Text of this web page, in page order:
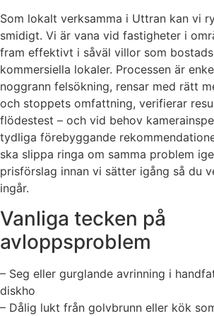
Som lokalt verksamma i Uttran kan vi
smidigt. Vi är vana vid fastigheter i
fram effektivt i såväl villor som
kommersiella lokaler. Processen är
noggrann felsökning, rensar med rätt
och stoppets omfattning, verifierar
flödestest – och vid behov
tydliga förebyggande
ska slippa ringa om samma problem
prisförslag innan vi sätter igång så du
ingår.
Vanliga tecken på
avloppsproblem
– Seg eller gurglande avrinning i
diskho
– Dålig lukt från golvbrunn eller kök